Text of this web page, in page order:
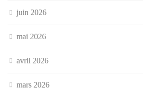
juin 2026
mai 2026
avril 2026
mars 2026